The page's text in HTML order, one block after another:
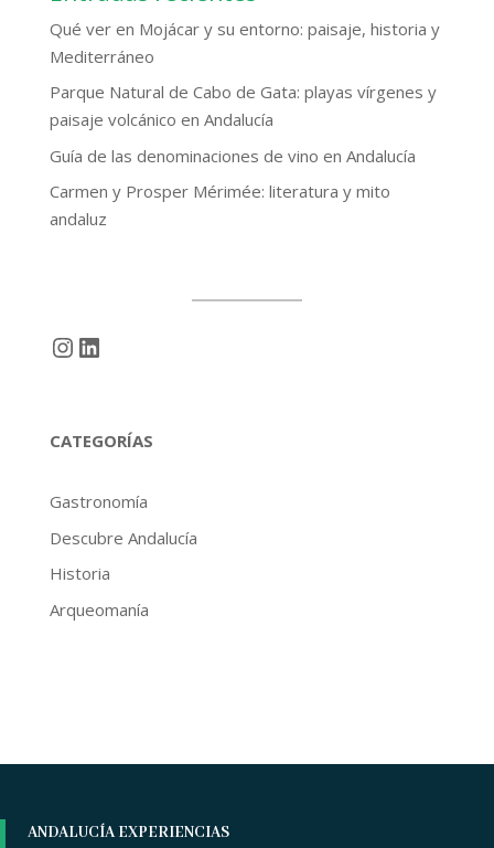
Qué ver en Mojácar y su entorno: paisaje, historia y
Mediterráneo
Parque Natural de Cabo de Gata: playas vírgenes y
paisaje volcánico en Andalucía
Guía de las denominaciones de vino en Andalucía
Carmen y Prosper Mérimée: literatura y mito
andaluz
Instagram
LinkedIn
CATEGORÍAS
Gastronomía
Descubre Andalucía
Historia
Arqueomanía
ANDALUCÍA EXPERIENCIAS